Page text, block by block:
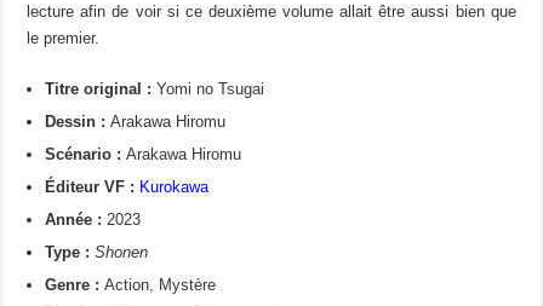
lecture afin de voir si ce deuxième volume allait être aussi bien que
le premier.
Titre original :Yomi no Tsugai
Dessin :Arakawa Hiromu
Scénario :Arakawa Hiromu
Éditeur VF : Kurokawa
Année : 2023
Type : Shonen
Genre :Action, Mystère